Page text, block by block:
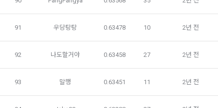
1. “사이트”는 이용자의 구매 신청이 있는 경우 이용자에게 수신
확인통지를 한다.
2. 수신확인통지를 받은 이용자는 의사표시의 불일치 등이 있는
경우에는 수신확인통지를 받은 후 즉시 구매 신청 변경 및 취소
를 요청할 수 있고 “사이트”는 제공 전에 이용자의 요청이 있는
대금을 지불한 경우에는 제15조의 청약철회 등에 관한 규정에
따른다.
방법에 따라 수사기관의 요구가 있는 경우
보관하고 있습니다.
91 우당탕탕 0.63478 10 2년 전
92 나도할거야 0.63458 27 2년 전
93 말행 0.63451 11 2년 전